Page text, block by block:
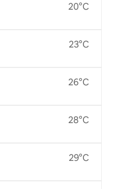
20°C
23°C
26°C
28°C
29°C